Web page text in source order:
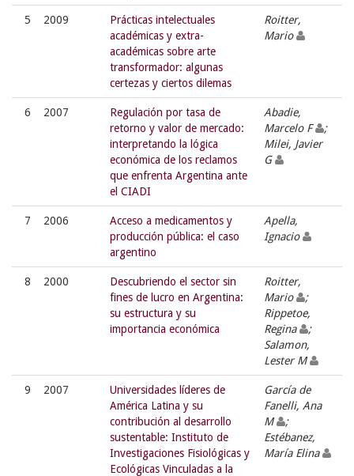
5 2009
Prácticas intelectuales
académicas y extra-
académicas sobre arte
transformador: algunas
certezas y ciertos dilemas
Roitter,
Mario
6 2007
Regulación por tasa de
retorno y valor de mercado:
interpretando la lógica
económica de los reclamos
que enfrenta Argentina ante
el CIADI
Abadie,
Marcelo F
;
Milei, Javier
G
7 2006
Acceso a medicamentos y
producción pública: el caso
argentino
Apella,
Ignacio
8 2000
Descubriendo el sector sin
fines de lucro en Argentina:
su estructura y su
importancia económica
Roitter,
Mario
;
Rippetoe,
Regina
;
Salamon,
Lester M
9 2007
Universidades líderes de
América Latina y su
contribución al desarrollo
sustentable: Instituto de
Investigaciones Fisiológicas y
Ecológicas Vinculadas a la
García de
Fanelli, Ana
M
;
Estébanez,
María Elina